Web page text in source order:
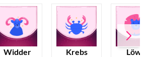
Widder Krebs Löwe